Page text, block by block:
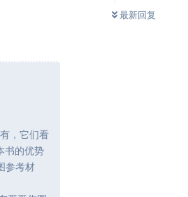
最新回复
，它们看
书的优势
参考材